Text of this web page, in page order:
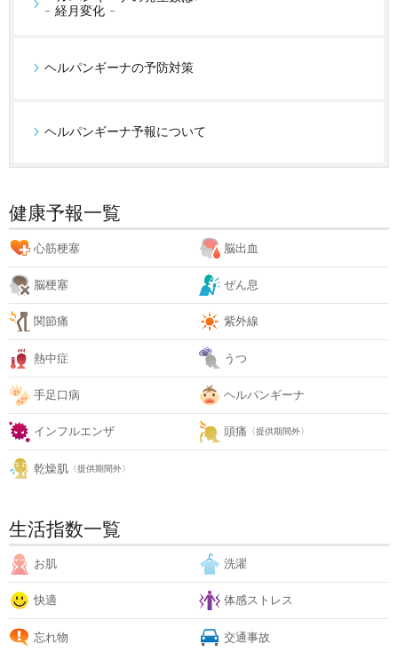
- 経月変化 -
ヘルパンギーナの予防対策
ヘルパンギーナ予報について
健康予報一覧
心筋梗塞 脳出血
脳梗塞 ぜん息
関節痛 紫外線
熱中症 うつ
手足口病 ヘルパンギーナ
インフルエンザ 頭痛 〈提供期間外〉
乾燥肌 〈提供期間外〉
生活指数一覧
お肌 洗濯
快適 体感ストレス
忘れ物 交通事故